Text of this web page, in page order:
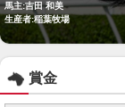
馬主:吉田 和美
生産者:稲葉牧場
賞金